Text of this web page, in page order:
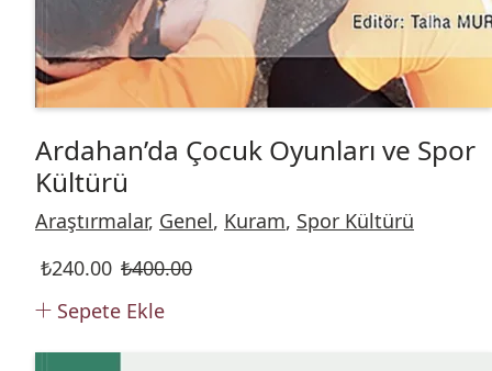
Ardahan’da Çocuk Oyunları ve Spor
Kültürü
Araştırmalar, Genel, Kuram, Spor Kültürü
₺400.00
₺240.00
Sepete Ekle